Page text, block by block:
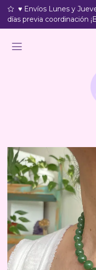
♥ Envíos Lunes y
días previa coordinación